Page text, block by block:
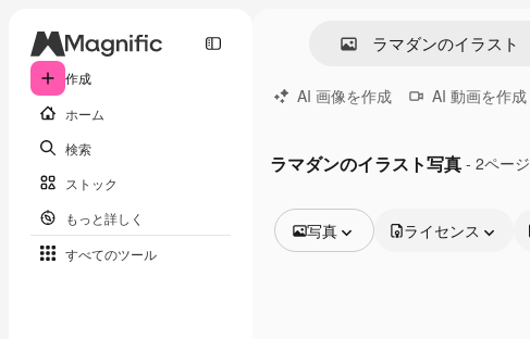
作成
ホーム
検索
ストック
もっと詳しく
すべてのツール
AI 画像を作成 AI 動画を作成
ラマダンのイラスト写真 - 2ページ
写真 ライセンス